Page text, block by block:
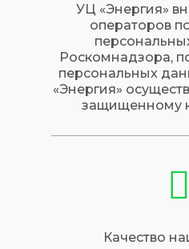
УЦ «Энергия»
операторов
Роскомнадзора,
персональных
«Энергия»
защищенному
Качество